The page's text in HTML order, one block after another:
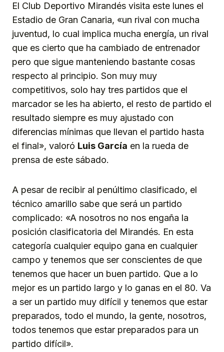
El Club Deportivo Mirandés visita este lunes el
Estadio de Gran Canaria, «un rival con mucha
juventud, lo cual implica mucha energía, un rival
que es cierto que ha cambiado de entrenador
pero que sigue manteniendo bastante cosas
respecto al principio. Son muy muy
competitivos, solo hay tres partidos que el
marcador se les ha abierto, el resto de partido el
resultado siempre es muy ajustado con
diferencias mínimas que llevan el partido hasta
el final», valoró Luis García en la rueda de
prensa de este sábado.
A pesar de recibir al penúltimo clasificado, el
técnico amarillo sabe que será un partido
complicado: «A nosotros no nos engaña la
posición clasificatoria del Mirandés. En esta
categoría cualquier equipo gana en cualquier
campo y tenemos que ser conscientes de que
tenemos que hacer un buen partido. Que a lo
mejor es un partido largo y lo ganas en el 80. Va
a ser un partido muy difícil y tenemos que estar
preparados, todo el mundo, la gente, nosotros,
todos tenemos que estar preparados para un
partido difícil».